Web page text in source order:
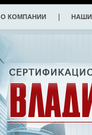
О КОМПАНИИ НАШИ